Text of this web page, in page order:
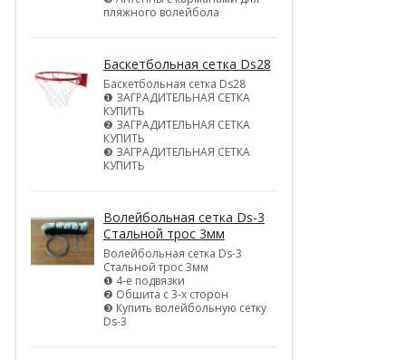
пляжного волейбола
Баскетбольная сетка Ds28
Баскетбольная сетка Ds28
❶ ЗАГРАДИТЕЛЬНАЯ СЕТКА
КУПИТЬ
❷ ЗАГРАДИТЕЛЬНАЯ СЕТКА
КУПИТЬ
❸ ЗАГРАДИТЕЛЬНАЯ СЕТКА
КУПИТЬ
Волейбольная сетка Ds-3
Стальной трос 3мм
Волейбольная сетка Ds-3
Стальной трос 3мм
❶ 4-е подвязки
❷ Обшита с 3-х сторон
❸ Купить волейбольную сетку
Ds-3